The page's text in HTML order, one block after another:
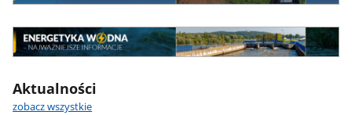
numer
kryzysowy
MEW
Energetyka
-
najważniejsze
Aktualności
zobacz wszystkie